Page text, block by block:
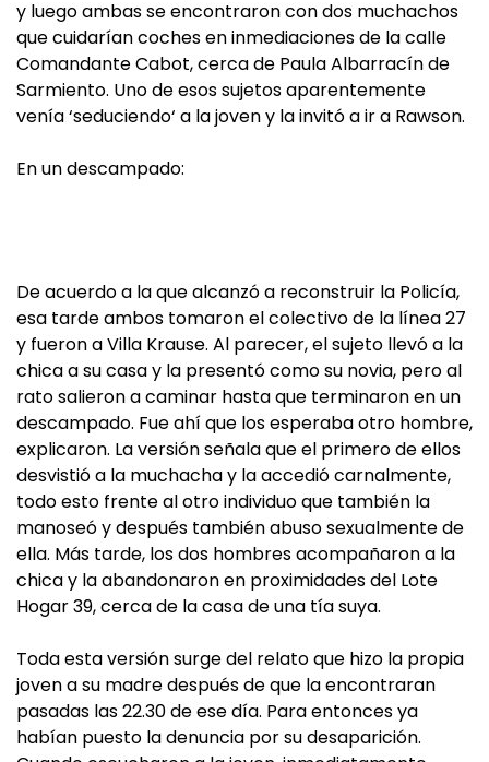
y luego ambas se encontraron con dos muchachos
que cuidarían coches en inmediaciones de la calle
Comandante Cabot, cerca de Paula Albarracín de
Sarmiento. Uno de esos sujetos aparentemente
venía ‘seduciendo‘ a la joven y la invitó a ir a Rawson.
En un descampado:
De acuerdo a la que alcanzó a reconstruir la Policía,
esa tarde ambos tomaron el colectivo de la línea 27
y fueron a Villa Krause. Al parecer, el sujeto llevó a la
chica a su casa y la presentó como su novia, pero al
rato salieron a caminar hasta que terminaron en un
descampado. Fue ahí que los esperaba otro hombre,
explicaron. La versión señala que el primero de ellos
desvistió a la muchacha y la accedió carnalmente,
todo esto frente al otro individuo que también la
manoseó y después también abuso sexualmente de
ella. Más tarde, los dos hombres acompañaron a la
chica y la abandonaron en proximidades del Lote
Hogar 39, cerca de la casa de una tía suya.
Toda esta versión surge del relato que hizo la propia
joven a su madre después de que la encontraran
pasadas las 22.30 de ese día. Para entonces ya
habían puesto la denuncia por su desaparición.